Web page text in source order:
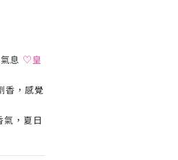
息 ♡皇
香，感覺
， 夏日